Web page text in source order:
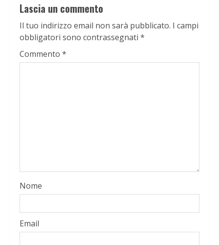
Lascia un commento
Il tuo indirizzo email non sarà pubblicato. I campi
obbligatori sono contrassegnati *
Commento *
Nome
Email